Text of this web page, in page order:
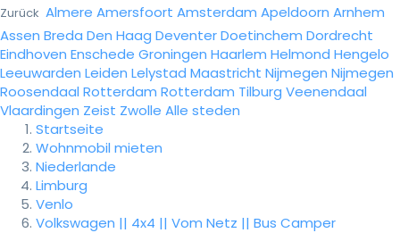
Zurück Almere Amersfoort Amsterdam Apeldoorn Arnhem
Assen Breda Den Haag DeventerDoetinchem Dordrecht
Eindhoven Enschede Groningen Haarlem Helmond Hengelo
Leeuwarden Leiden Lelystad Maastricht Nijmegen Nijmegen
Roosendaal Rotterdam Rotterdam Tilburg Veenendaal
Vlaardingen Zeist Zwolle Alle steden
Startseite
Wohnmobil mieten
Niederlande
Limburg
Venlo
Volkswagen || 4x4 || Vom Netz || Bus Camper